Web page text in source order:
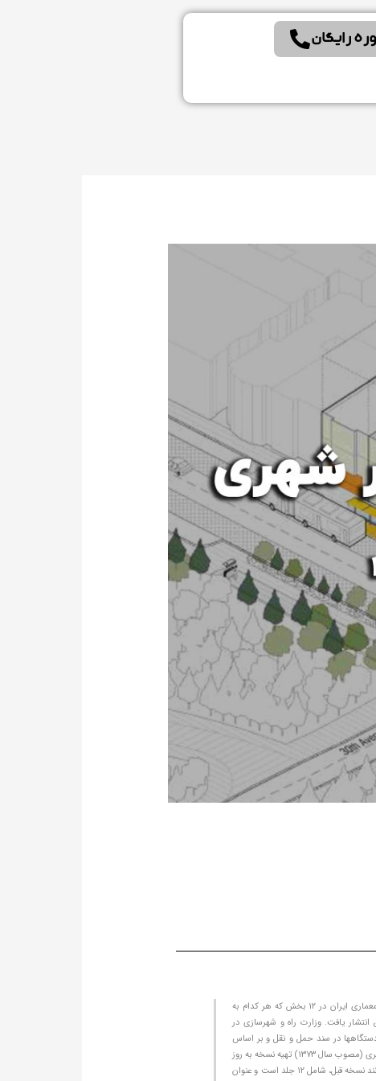
رایگان
آیین نامه طراحی راههای شهری ایران در سال ۱۳۷۳ با تصویب در شورای عالی شهرسازی و معماری ایران در ۱۲ بخش که هر کدام به
یافت. وزارت راه و شهرسازی در
در سند حمل و نقل و بر اساس
ردیف (۱) جدول تصادفات شهری و ایمنی آن با عنوان به روزرسانی آیین نامه طراحی راههای شهری (مصوب سال ۱۳۷۳) تهیه نسخه به روز
شده آیین نامه طراحی راههای شهری را در اسفند ماه ۱۳۹۶ آغاز کرد. نسخه جدید آیین نامه همانند نسخه قبل، شامل ۱۲ جلد است و عنوان